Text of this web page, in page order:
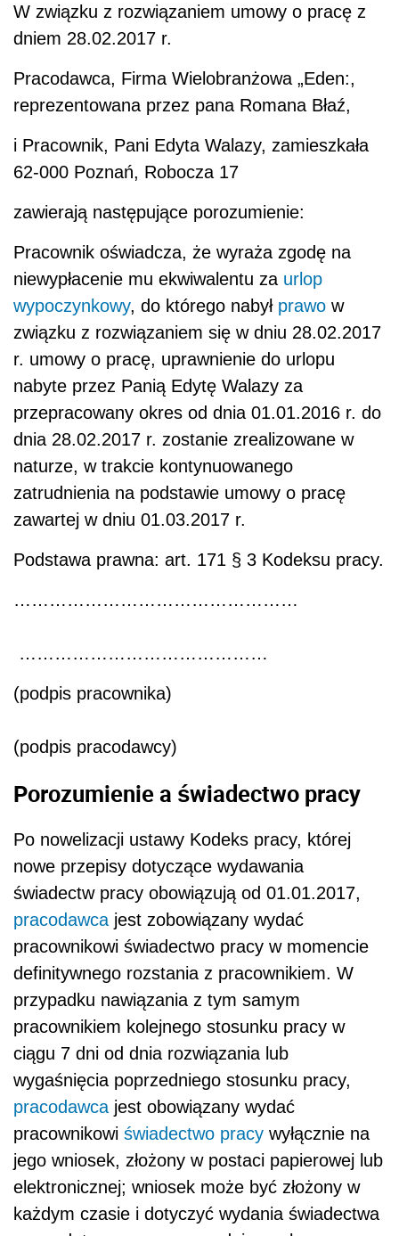
W związku z rozwiązaniem umowy o pracę z
dniem 28.02.2017 r.
Pracodawca, Firma Wielobranżowa „Eden:,
reprezentowana przez pana Romana Błaź,
i Pracownik, Pani Edyta Walazy, zamieszkała
62-000 Poznań, Robocza 17
zawierają następujące porozumienie:
Pracownik oświadcza, że wyraża zgodę na
niewypłacenie mu ekwiwalentu za urlop
wypoczynkowy, do którego nabył prawo w
związku z rozwiązaniem się w dniu 28.02.2017
r. umowy o pracę, uprawnienie do urlopu
nabyte przez Panią Edytę Walazy za
przepracowany okres od dnia 01.01.2016 r. do
dnia 28.02.2017 r. zostanie zrealizowane w
naturze, w trakcie kontynuowanego
zatrudnienia na podstawie umowy o pracę
zawartej w dniu 01.03.2017 r.
Podstawa prawna: art. 171 § 3 Kodeksu pracy.
…………………………………………
……………………………………
(podpis pracownika)
(podpis pracodawcy)
Porozumienie a świadectwo pracy
Po nowelizacji ustawy Kodeks pracy, której
nowe przepisy dotyczące wydawania
świadectw pracy obowiązują od 01.01.2017,
pracodawca jest zobowiązany wydać
pracownikowi świadectwo pracy w momencie
definitywnego rozstania z pracownikiem. W
przypadku nawiązania z tym samym
pracownikiem kolejnego stosunku pracy w
ciągu 7 dni od dnia rozwiązania lub
wygaśnięcia poprzedniego stosunku pracy,
pracodawca jest obowiązany wydać
pracownikowi świadectwo pracy wyłącznie na
jego wniosek, złożony w postaci papierowej lub
elektronicznej; wniosek może być złożony w
każdym czasie i dotyczyć wydania świadectwa